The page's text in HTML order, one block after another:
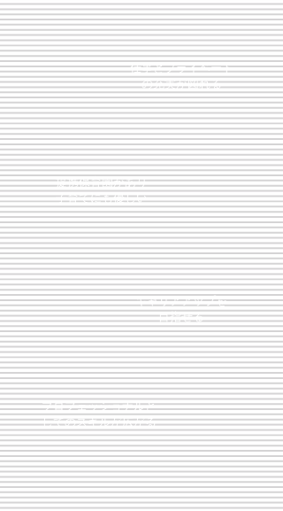
​提携保育園があり
子育てにも優しい
​仕事とプライベート
の充実が図れる
​キャリアアップを
目指せる
​プロフェッショナルと
してのスキルが広がる